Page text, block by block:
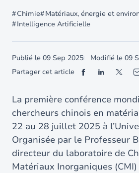
Chimie Matériaux, énergie et
Intelligence Artificielle
Publié le 09 Sep 2025 Modifié le 09
Partager cet article
La première conférence
chercheurs chinois en
22 au 28 juillet 2025 à
Organisée par le Professeur
directeur du laboratoire de
Matériaux Inorganiques (CMI)